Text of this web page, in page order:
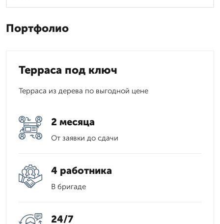
Портфолио
Терраса под ключ
Терраса из дерева по выгодной цене
2 месяца
От заявки до сдачи
4 работника
В бригаде
24/7